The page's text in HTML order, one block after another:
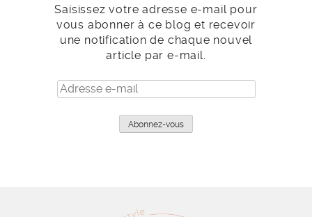
Saisissez votre adresse e-mail pour
vous abonner à ce blog et recevoir
une notification de chaque nouvel
article par e-mail.
Adresse
e-
Abonnez-vous